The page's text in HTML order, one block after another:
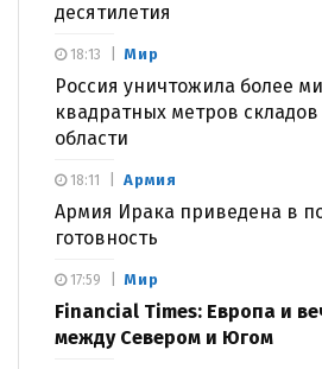
десятилетия
Мир
Россия уничтожила более
квадратных метров
области
18:13
Армия
Армия Ирака приведена в
готовность
18:11
Мир
Financial Times: Европа и
между Севером и Югом
17:59